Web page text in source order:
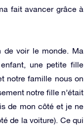
fait avancer grâce à
de voir le monde. Ma
une petite fille
notre famille nous on
notre fille n’était
de mon côté et je ne
de la voiture). Ce qui